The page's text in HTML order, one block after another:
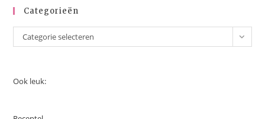
Categorieën
Categorie selecteren
Ook leuk: